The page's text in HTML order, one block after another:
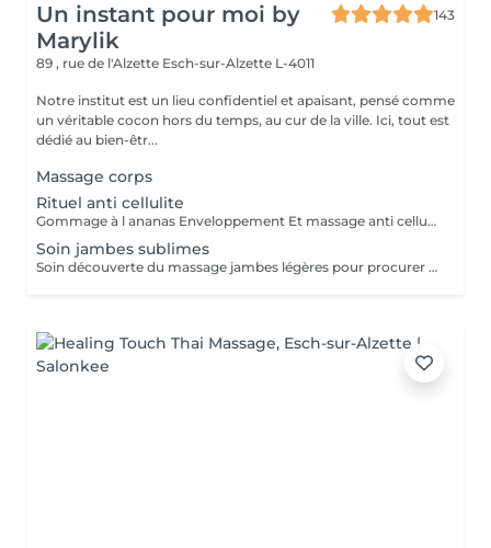
Un instant pour moi by
Marylik
143
89 , rue de l'Alzette Esch-sur-Alzette L-4011
Notre institut est un lieu confidentiel et apaisant, pensé comme
un véritable cocon hors du temps, au cur de la ville. Ici, tout est
dédié au bien-êtr...
Massage corps
Rituel anti cellulite
Gommage à l ananas Enveloppement Et massage anti cellulite pour améliorer l aspect de la peau et la fermeté au noveau des zones traitées
Soin jambes sublimes
Soin découverte du massage jambes légères pour procurer une sensation de fraîcheur et atténuer l inconfort des jambes